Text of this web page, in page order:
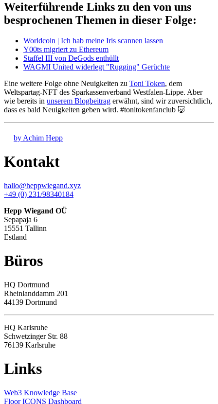
Weiterführende Links zu den von uns
besprochenen Themen in dieser Folge:
Worldcoin | Ich hab meine Iris scannen lassen
Y00ts migriert zu Ethereum
Staffel III von DeGods enthüllt
WAGMI United widerlegt "Rugging" Gerüchte
Eine weitere Folge ohne Neuigkeiten zu Toni Token, dem
Weltspartag-NFT des Sparkassenverband Westfalen-Lippe. Aber
wie bereits in unserem Blogbeitrag erwähnt, sind wir zuversichtlich,
dass es bald Neuigkeiten geben wird. #tonitokenfanclub 🐷
by Achim Hepp
Kontakt
hallo@heppwiegand.xyz
+49 (0) 231/98340184
Hepp Wiegand OÜ
Sepapaja 6
15551 Tallinn
Estland
Büros
HQ Dortmund
Rheinlanddamm 201
44139 Dortmund
HQ Karlsruhe
Schwetzinger Str. 88
76139 Karlsruhe
Links
Web3 Knowledge Base
Floor ICONS Dashboard